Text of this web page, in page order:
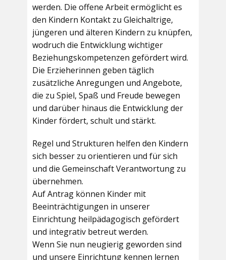
werden. Die offene Arbeit ermöglicht es
den Kindern Kontakt zu Gleichaltrige,
jüngeren und älteren Kindern zu knüpfen,
wodruch die Entwicklung wichtiger
Beziehungskompetenzen gefördert wird.
Die Erzieherinnen geben täglich
zusätzliche Anregungen und Angebote,
die zu Spiel, Spaß und Freude bewegen
und darüber hinaus die Entwicklung der
Kinder fördert, schult und stärkt.
Regel und Strukturen helfen den Kindern
sich besser zu orientieren und für sich
und die Gemeinschaft Verantwortung zu
übernehmen.
Auf Antrag können Kinder mit
Beeinträchtigungen in unserer
Einrichtung heilpädagogisch gefördert
und integrativ betreut werden.
Wenn Sie nun neugierig geworden sind
und unsere Einrichtung kennen lernen